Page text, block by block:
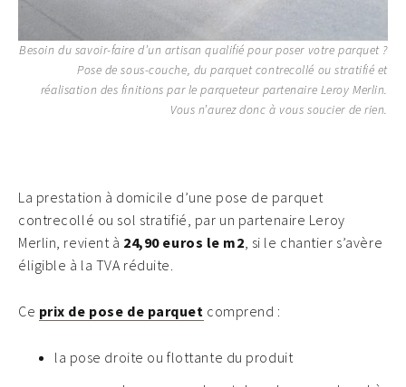
Besoin du savoir-faire d’un artisan qualifié pour poser votre parquet ?
Pose de sous-couche, du parquet contrecollé ou stratifié et
réalisation des finitions par le parqueteur partenaire Leroy Merlin.
Vous n’aurez donc à vous soucier de rien.
La prestation à domicile d’une pose de parquet
contrecollé ou sol stratifié, par un partenaire Leroy
Merlin, revient à 24,90 euros le m2, si le chantier s’avère
éligible à la TVA réduite.
Ce prix de pose de parquet comprend :
la pose droite ou flottante du produit